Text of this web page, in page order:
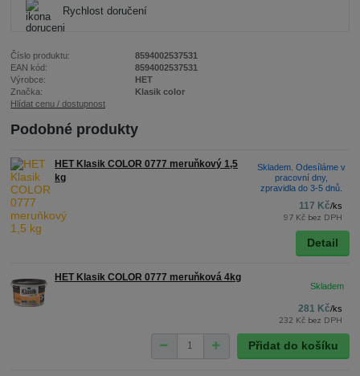
Rychlost doručení
Číslo produktu:
8594002537531
EAN kód:
8594002537531
Výrobce:
HET
Značka:
Klasik color
Hlídat cenu / dostupnost
Podobné produkty
HET Klasik COLOR 0777 meruňkový 1,5
kg
117 Kč/ks
97 Kč bez DPH
Skladem. Odesíláme v
pracovní dny,
zpravidla do 3-5 dnů.
Detail
HET Klasik COLOR 0777 meruňková 4kg
281 Kč/ks
232 Kč bez DPH
Přidat do košíku